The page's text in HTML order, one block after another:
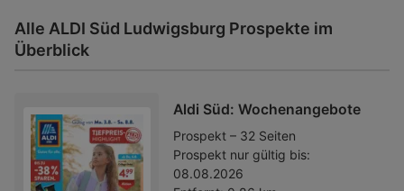
Alle ALDI Süd Ludwigsburg Prospekte im
Überblick
Aldi Süd: Wochenangebote
Prospekt – 32 Seiten
Prospekt nur gültig bis:
08.08.2026